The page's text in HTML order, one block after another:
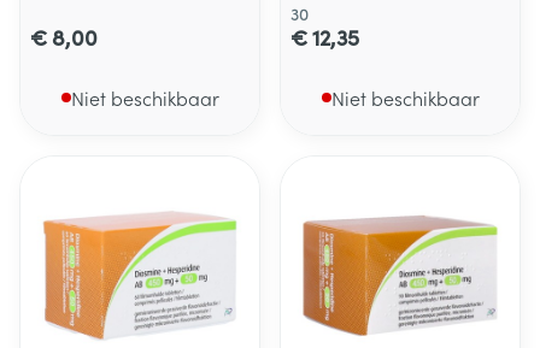
€ 8,00
Niet beschikbaar
30
€ 12,35
Niet beschikbaar